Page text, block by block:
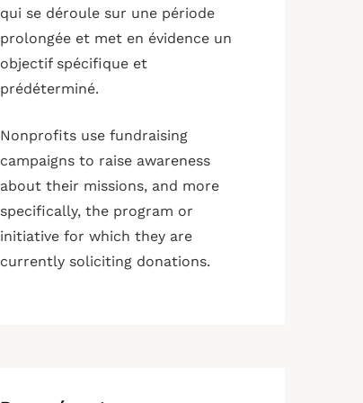
qui se déroule sur une période
prolongée et met en évidence un
objectif spécifique et
prédéterminé.
Nonprofits use fundraising
campaigns to raise awareness
about their missions, and more
specifically, the program or
initiative for which they are
currently soliciting donations.